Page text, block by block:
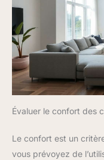
Évaluer le confort des
Le confort est un
vous prévoyez de